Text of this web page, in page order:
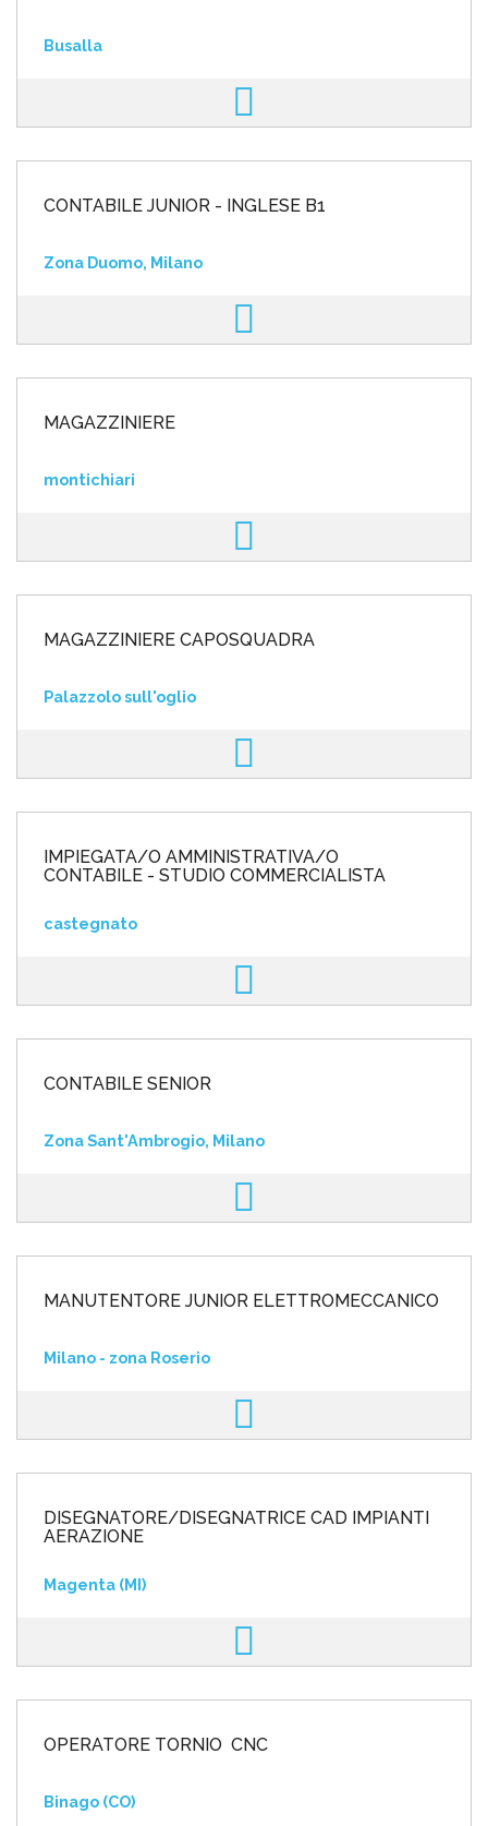
Busalla
CONTABILE JUNIOR - INGLESE B1
Zona Duomo, Milano
MAGAZZINIERE
montichiari
MAGAZZINIERE CAPOSQUADRA
Palazzolo sull'oglio
IMPIEGATA/O AMMINISTRATIVA/O
CONTABILE - STUDIO COMMERCIALISTA
castegnato
CONTABILE SENIOR
Zona Sant'Ambrogio, Milano
MANUTENTORE JUNIOR ELETTROMECCANICO
Milano - zona Roserio
DISEGNATORE/DISEGNATRICE CAD IMPIANTI
AERAZIONE
Magenta (MI)
OPERATORE TORNIO CNC
Binago (CO)